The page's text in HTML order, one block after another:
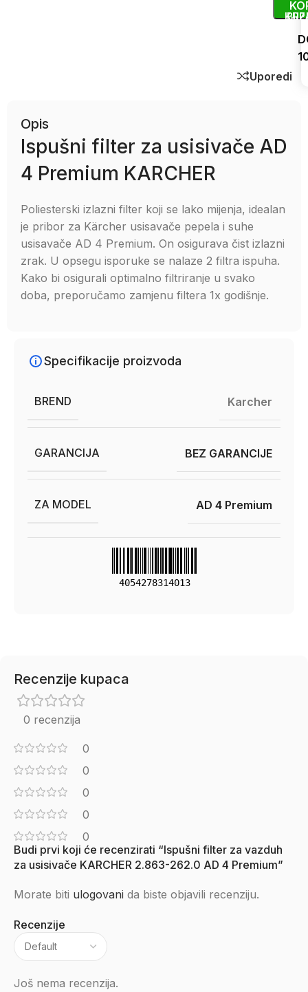
Uporedi
Opis
Ispušni filter za usisivače AD
4 Premium KARCHER
Poliesterski izlazni filter koji se lako mijenja, idealan
je pribor za Kärcher usisavače pepela i suhe
usisavače AD 4 Premium. On osigurava čist izlazni
zrak. U opsegu isporuke se nalaze 2 filtra ispuha.
Kako bi osigurali optimalno filtriranje u svako
doba, preporučamo zamjenu filtera 1x godišnje.
Specifikacije proizvoda
BREND Karcher
GARANCIJA BEZ GARANCIJE
ZA MODEL AD 4 Premium
4054278314013
Recenzije kupaca
0 recenzija
0
0
0
0
0
Recenzije
Još nema recenzija.
Budi prvi koji će recenzirati “Ispušni filter za vazduh
za usisivače KARCHER 2.863-262.0 AD 4 Premium”
Morate biti ulogovani da biste objavili recenziju.